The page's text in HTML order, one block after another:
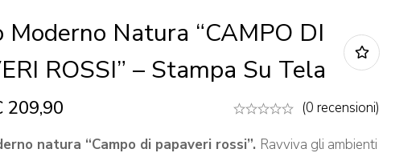
Moderno Natura “CAMPO DI
ROSSI” – Stampa Su Tela
209,90
(0 recensioni)
natura “Campo di papaveri rossi”. Ravviva gli ambienti